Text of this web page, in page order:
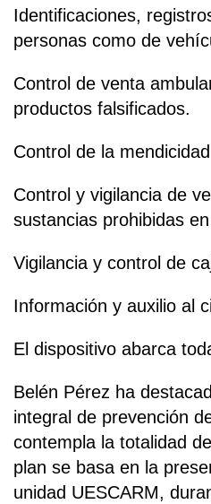
Identificaciones,
personas como de
Control de venta
productos falsificados.
Control de la
Control y vigilancia de
sustancias prohibidas
Vigilancia y control de
Información y auxilio al
El dispositivo abarca
Belén Pérez ha
integral de prevención
contempla la totalidad
plan se basa en la
unidad UESCARM,